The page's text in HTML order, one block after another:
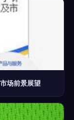
场前景展望